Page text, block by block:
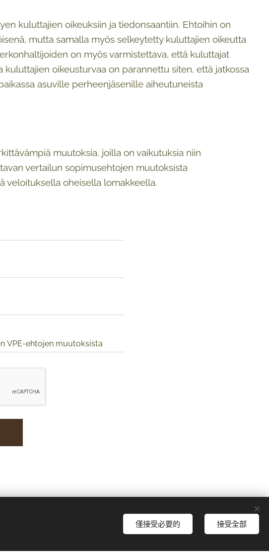
kuluttajien oikeuksiin ja tiedonsaantiin. Ehtoihin on
mutta samalla myös selkeytetty kuluttajien oikeutta
on myös varmistettava, että kuluttajat
oikeusturvaa on parannettu siten, että jatkossa
asuville perheenjäsenille aiheutuneista
muutoksia, joilla on vaikutuksia niin
vertailun sopimusehtojen muutoksista
veloituksella oheisella lomakkeella.
VPE-ehtojen muutoksista
僅接受必要的 接受全部